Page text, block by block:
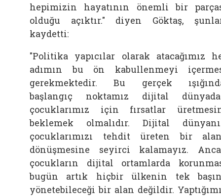
hepimizin hayatının önemli bir
olduğu açıktır." diyen Göktaş,
kaydetti:
"Politika yapıcılar olarak atacağımız
adımın bu ön kabullenmeyi
gerekmektedir. Bu gerçek
başlangıç noktamız dijital
çocuklarımız için fırsatlar
beklemek olmalıdır. Dijital
çocuklarımızı tehdit üreten bir
dönüşmesine seyirci kalamayız.
çocukların dijital ortamlarda
bugün artık hiçbir ülkenin tek
yönetebileceği bir alan değildir.